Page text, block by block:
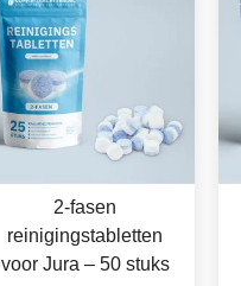
2-fasen
reinigingstabletten
voor Jura – 50 stuks